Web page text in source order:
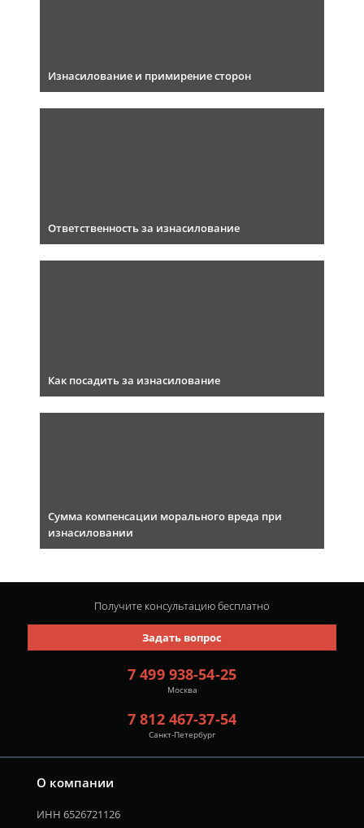
Изнасилование и примирение сторон
Ответственность за изнасилование
Как посадить за изнасилование
Сумма компенсации морального вреда при
изнасиловании
О компании
ИНН 6526721126
7 499 938-54-25
Москва
7 812 467-37-54
Санкт-Петербург
Задать вопрос
Получите консультациюбесплатно